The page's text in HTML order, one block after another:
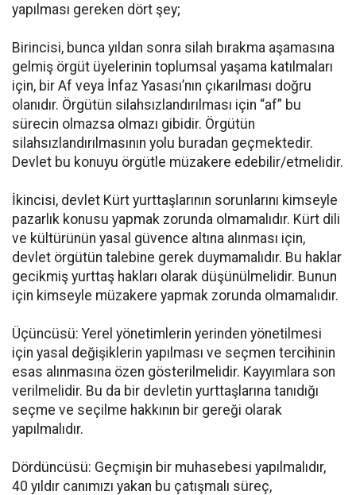
yapılması gereken dört şey;
Birincisi, bunca yıldan sonra silah bırakma aşamasına
gelmiş örgüt üyelerinin toplumsal yaşama katılmaları
için, bir Af veya İnfaz Yasası’nın çıkarılması doğru
olanıdır. Örgütün silahsızlandırılması için “af” bu
sürecin olmazsa olmazı gibidir. Örgütün
silahsızlandırılmasının yolu buradan geçmektedir.
Devlet bu konuyu örgütle müzakere edebilir/etmelidir.
İkincisi, devlet Kürt yurttaşlarının sorunlarını kimseyle
pazarlık konusu yapmak zorunda olmamalıdır. Kürt dili
ve kültürünün yasal güvence altına alınması için,
devlet örgütün talebine gerek duymamalıdır. Bu haklar
gecikmiş yurttaş hakları olarak düşünülmelidir. Bunun
için kimseyle müzakere yapmak zorunda olmamalıdır.
Üçüncüsü: Yerel yönetimlerin yerinden yönetilmesi
için yasal değişiklerin yapılması ve seçmen tercihinin
esas alınmasına özen gösterilmelidir. Kayyımlara son
verilmelidir. Bu da bir devletin yurttaşlarına tanıdığı
seçme ve seçilme hakkının bir gereği olarak
yapılmalıdır.
Dördüncüsü: Geçmişin bir muhasebesi yapılmalıdır,
40 yıldır canımızı yakan bu çatışmalı süreç,